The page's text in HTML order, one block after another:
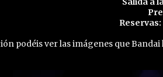
Reservas:
podéis ver las imágenes que